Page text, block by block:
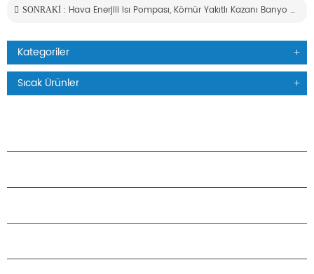
SONRAKI : Hava Enerjili Isı Pompası, Kömür Yakıtlı Kazanı Banyo Merkezinde Tercih Edilen Donanım Olarak Değiştirdi
Kategoriler
Sıcak Ürünler